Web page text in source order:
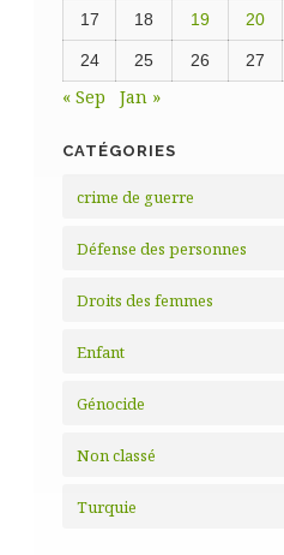
17 18 19 20
24 25 26 27
« Sep Jan »
CATÉGORIES
crime de guerre
Défense des personnes
Droits des femmes
Enfant
Génocide
Non classé
Turquie